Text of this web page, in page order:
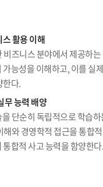
활용 이해
비즈니스 분야에서 제공하
능성을 이해하고, 이를 실
한다.
무 능력 배양
단순히 독립적으로 학습
해와 경영학적 접근을 통합
합적 사고 능력을 함양한다.